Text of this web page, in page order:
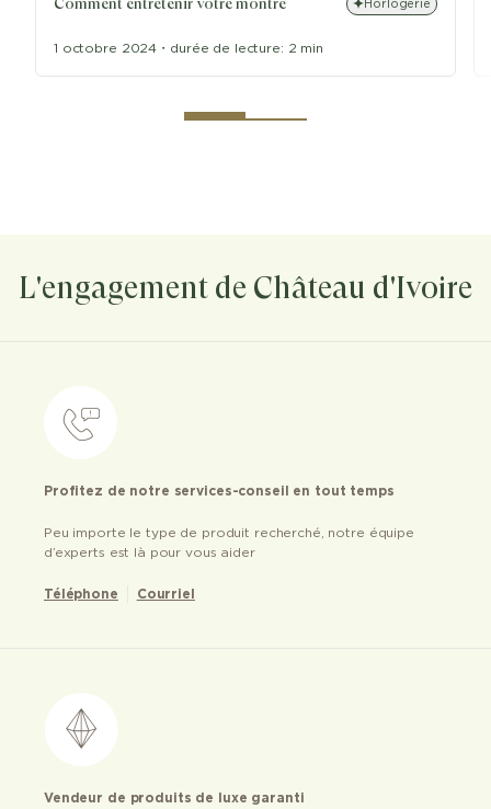
Horlogerie
1 octobre 2024 ・ durée de lecture: 2 min
L'engagement de Château d'Ivoire
Profitez de notre services-conseil en tout temps
Peu importe le type de produit recherché, notre équipe
d’experts est là pour vous aider
Téléphone Courriel
Vendeur de produits de luxe garanti